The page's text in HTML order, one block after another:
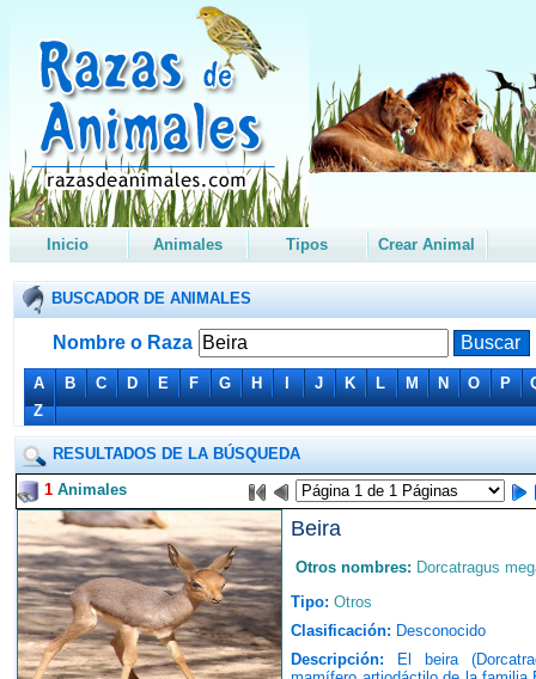
Inicio Animales Tipos Crear Animal
BUSCADOR DE ANIMALES
Nombre o Raza
A B C D E F G H I J K L M N O P
Z
RESULTADOS DE LA BÚSQUEDA
1 Animales
Beira
Otros nombres: Dorcatragus
Tipo: Otros
Clasificación: Desconocido
Descripción: El beira